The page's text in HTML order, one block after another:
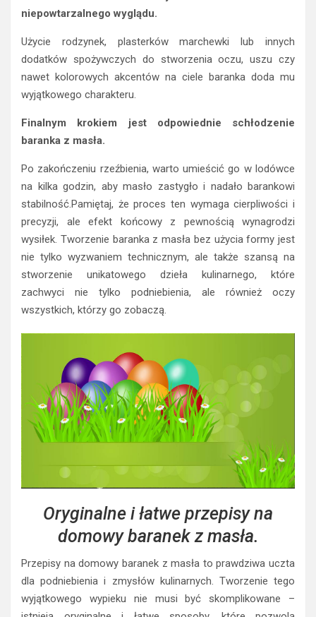
niepowtarzalnego wyglądu.
Użycie rodzynek, plasterków marchewki lub innych
dodatków spożywczych do stworzenia oczu, uszu czy
nawet kolorowych akcentów na ciele baranka doda mu
wyjątkowego charakteru.
Finalnym krokiem jest odpowiednie schłodzenie
baranka z masła.
Po zakończeniu rzeźbienia, warto umieścić go w lodówce
na kilka godzin, aby masło zastygło i nadało barankowi
stabilność.Pamiętaj, że proces ten wymaga cierpliwości i
precyzji, ale efekt końcowy z pewnością wynagrodzi
wysiłek. Tworzenie baranka z masła bez użycia formy jest
nie tylko wyzwaniem technicznym, ale także szansą na
stworzenie unikatowego dzieła kulinarnego, które
zachwyci nie tylko podniebienia, ale również oczy
wszystkich, którzy go zobaczą.
Oryginalne i łatwe przepisy na
domowy baranek z masła.
Przepisy na domowy baranek z masła to prawdziwa uczta
dla podniebienia i zmysłów kulinarnych. Tworzenie tego
wyjątkowego wypieku nie musi być skomplikowane –